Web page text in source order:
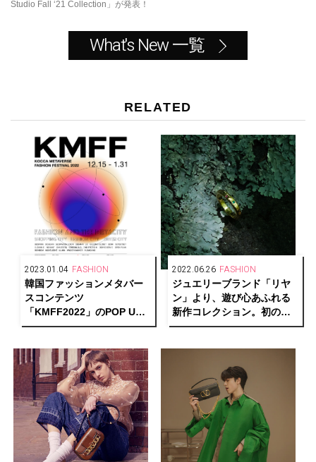
Studio Fall ‘21 Collection」が発表！
What's New 一覧
RELATED
2023.01.04 FASHION
韓国ファッションメタバー
スコンテンツ
「KMFF2022」のPOP UP
STOREが阪急うめだ本店に
2022.06.26 FASHION
ジュエリーブランド「リヤ
ン」より、遊び心あふれる
新作コレクション。初の宝
石をあしらったデザイン